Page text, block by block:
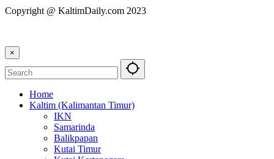
Copyright @ KaltimDaily.com 2023
×
Home
Kaltim (Kalimantan Timur)
IKN
Samarinda
Balikpapan
Kutai Timur